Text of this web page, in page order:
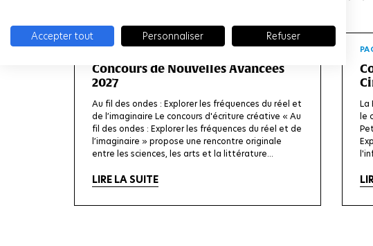
Accepter tout Personnaliser Refuser
PAGE
Concours de Nouvelles Avancées
2027
Au fil des ondes : Explorer les fréquences du réel et
de l’imaginaire Le concours d'écriture créative « Au
fil des ondes : Explorer les fréquences du réel et de
l’imaginaire » propose une rencontre originale
entre les sciences, les arts et la littérature...
LIRE LA SUITE
La
le